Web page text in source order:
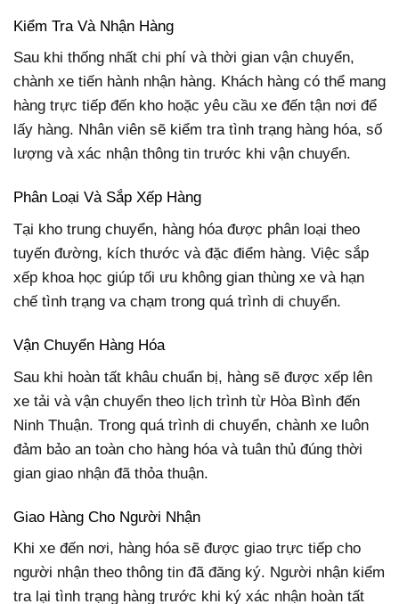
Kiểm Tra Và Nhận Hàng
Sau khi thống nhất chi phí và thời gian vận chuyển,
chành xe tiến hành nhận hàng. Khách hàng có thể mang
hàng trực tiếp đến kho hoặc yêu cầu xe đến tận nơi để
lấy hàng. Nhân viên sẽ kiểm tra tình trạng hàng hóa, số
lượng và xác nhận thông tin trước khi vận chuyển.
Phân Loại Và Sắp Xếp Hàng
Tại kho trung chuyển, hàng hóa được phân loại theo
tuyến đường, kích thước và đặc điểm hàng. Việc sắp
xếp khoa học giúp tối ưu không gian thùng xe và hạn
chế tình trạng va chạm trong quá trình di chuyển.
Vận Chuyển Hàng Hóa
Sau khi hoàn tất khâu chuẩn bị, hàng sẽ được xếp lên
xe tải và vận chuyển theo lịch trình từ Hòa Bình đến
Ninh Thuận. Trong quá trình di chuyển, chành xe luôn
đảm bảo an toàn cho hàng hóa và tuân thủ đúng thời
gian giao nhận đã thỏa thuận.
Giao Hàng Cho Người Nhận
Khi xe đến nơi, hàng hóa sẽ được giao trực tiếp cho
người nhận theo thông tin đã đăng ký. Người nhận kiểm
tra lại tình trạng hàng trước khi ký xác nhận hoàn tất